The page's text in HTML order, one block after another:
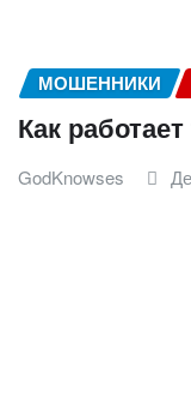
МОШЕННИКИ
Как
GodKnowses